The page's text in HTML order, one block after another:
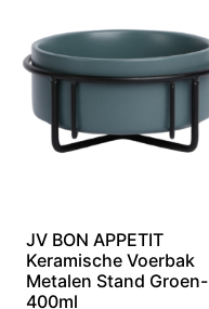
JV BON APPETIT
Keramische Voerbak
Metalen Stand Groen-
400ml